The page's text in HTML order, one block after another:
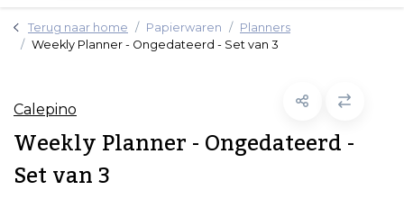
Terug naar home Papierwaren
Planners
Weekly Planner - Ongedateerd - Set van 3
Calepino
Weekly Planner - Ongedateerd -
Set van 3